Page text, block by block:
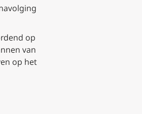
op
van
op het